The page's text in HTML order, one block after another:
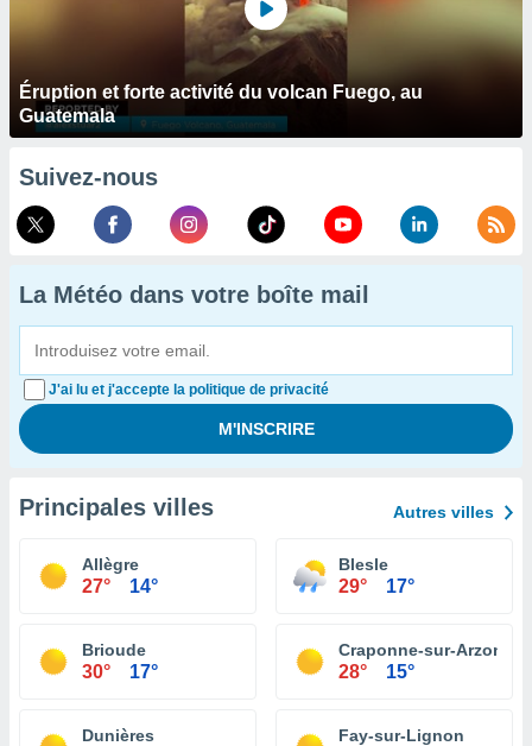
Éruption et forte activité du volcan Fuego, au
Guatemala
Suivez-nous
La Météo dans votre boîte mail
J'ai lu et j'accepte la politique de privacité
Principales villes Autres villes
Allègre
27° 14°
Blesle
29° 17°
Brioude
30° 17°
Craponne-sur-Arzon
28° 15°
Dunières Fay-sur-Lignon